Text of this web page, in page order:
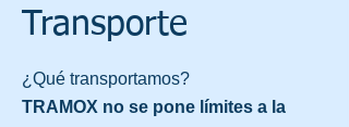
Transporte
¿Qué transportamos?
TRAMOX no se pone límites a la